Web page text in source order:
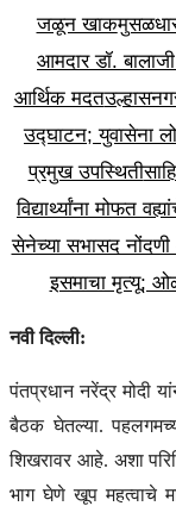
जळून खाक
आमदार डॉ.
आर्थिक मदत
उद्घाटन; युवासेना
प्रमुख उपस्थिती
विद्यार्थ्यांना मोफत
सेनेच्या सभासद नोंदणी
इसमाचा मृत्यू;
नवी दिल्ली:
पंतप्रधान नरेंद्र मोदी
बैठक घेतल्या.
शिखरावर आहे. अशा
भाग घेणे खूप महत्वाचे